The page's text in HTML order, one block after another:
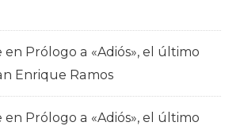
en Prólogo a «Adiós», el último
Enrique Ramos
en Prólogo a «Adiós», el último